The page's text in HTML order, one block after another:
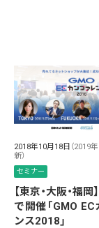
2018年10月18日 （2019
新）
セミナー
【東京・大阪・福
で開催「GMO
ンス2018」